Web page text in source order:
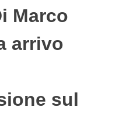
Marco
arrivo
sul